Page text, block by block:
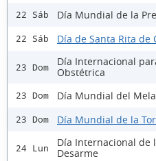
22 Sáb Día Mundial de la
22 Sáb Día de Santa Rita de
23 Dom
Día Internacional
Obstétrica
23 Dom Día Mundial del
23 Dom Día Mundial de la
24 Lun
Día Internacional de
Desarme